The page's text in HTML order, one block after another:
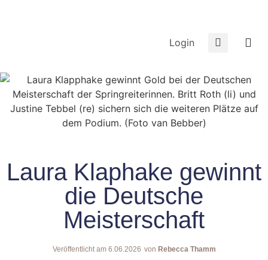
Login
Laura Klaphake gewinnt
die Deutsche
Meisterschaft
Veröffentlicht am 6.06.2026 von Rebecca Thamm